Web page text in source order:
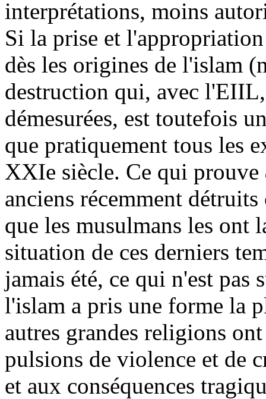
interprétations, moins
Si la prise et
dès les origines de l'islam
destruction qui, avec
démesurées, est toutefois
que pratiquement tous les
XXIe siècle. Ce qui prouve
anciens récemment
que les musulmans les ont
situation de ces derniers
jamais été, ce qui n'est pas
l'islam a pris une forme la
autres grandes religions
pulsions de violence et de
et aux conséquences